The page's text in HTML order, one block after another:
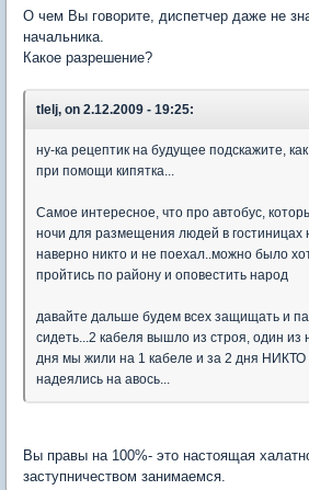
О чем Вы говорите, диспетчер даже не
начальника.
Какое разрешение?
tlelj, on 2.12.2009 - 19:25:
ну-ка рецептик на будущее подскажите,
при помощи кипятка...
Самое интересное, что про автобус,
ночи для размещения людей в гостиницах
наверно никто и не поехал..можно было
пройтись по району и оповестить народ
давайте дальше будем всех защищать и
сидеть...2 кабеля вышло из строя, один из
дня мы жили на 1 кабеле и за 2 дня НИКТО
надеялись на авось...
Вы правы на 100%- это настоящая
заступничеством занимаемся.